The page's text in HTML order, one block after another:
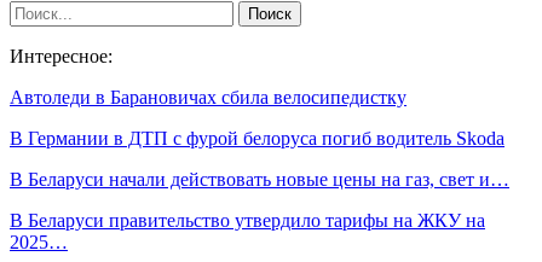
Интересное:
Автоледи в Барановичах сбила велосипедистку
В Германии в ДТП с фурой белоруса погиб водитель Skoda
В Беларуси начали действовать новые цены на газ, свет и…
В Беларуси правительство утвердило тарифы на ЖКУ на
2025…